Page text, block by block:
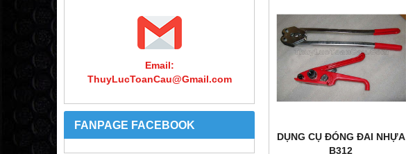
Email:
ThuyLucToanCau@Gmail.com
FANPAGE FACEBOOK
DỤNG CỤ ĐÓNG ĐAI NHỰA
B312